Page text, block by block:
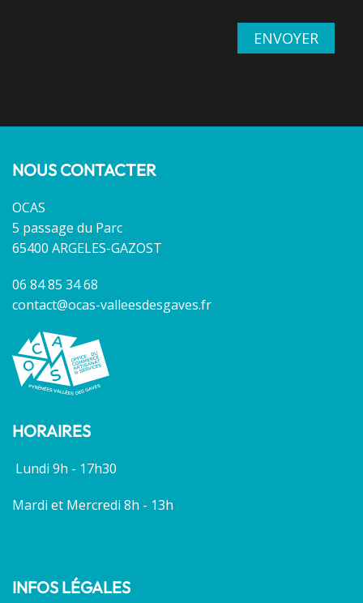
ENVOYER
NOUS CONTACTER
OCAS
5 passage du Parc
65400 ARGELES-GAZOST
06 84 85 34 68
contact@ocas-valleesdesgaves.fr
HORAIRES
Lundi 9h - 17h30
Mardi et Mercredi 8h - 13h
INFOS LÉGALES